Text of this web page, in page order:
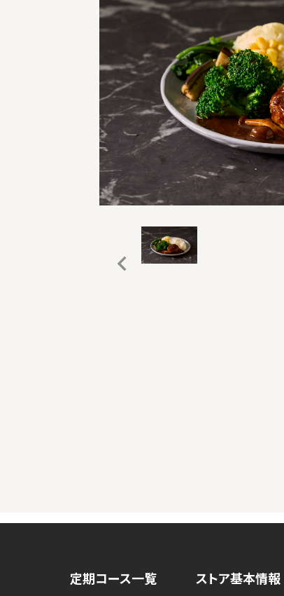
定期コース一覧 ストア基本情報